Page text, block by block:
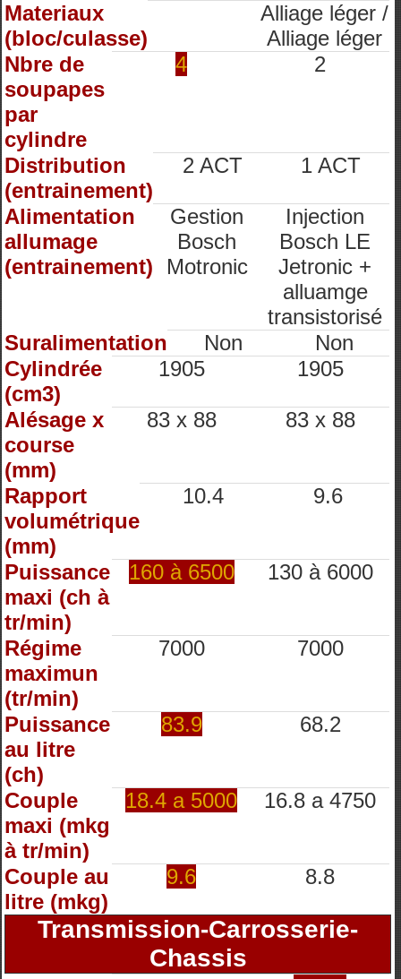
Materiaux
(bloc/culasse)
Alliage léger /
Alliage léger
Nbre de
soupapes
par
cylindre
4 2
Distribution
(entrainement)
2 ACT 1 ACT
Alimentation
allumage
(entrainement)
Gestion
Bosch
Motronic
Injection
Bosch LE
Jetronic +
alluamge
transistorisé
Suralimentation
Non
Non
Cylindrée
(cm3)
1905 1905
Alésage x
course
(mm)
83 x 88 83 x 88
Rapport
volumétrique
(mm)
10.4 9.6
Puissance
maxi (ch à
tr/min)
160 à 6500 130 à 6000
Régime
maximun
(tr/min)
7000 7000
Puissance
au litre
(ch)
83.9 68.2
Couple
maxi (mkg
à tr/min)
18.4 a 5000 16.8 a 4750
Couple au
litre (mkg)
9.6 8.8
Transmission-Carrosserie-
Chassis